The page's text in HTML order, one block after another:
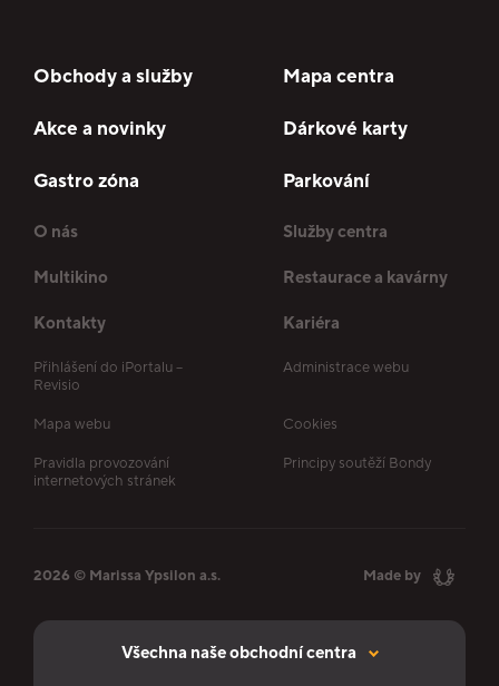
Obchody a služby Mapa centra
Akce a novinky Dárkové karty
Gastro zóna Parkování
O nás Služby centra
Multikino Restaurace a kavárny
Kontakty Kariéra
Přihlášení do iPortalu –
Revisio
Administrace webu
Mapa webu Cookies
Pravidla provozování
internetových stránek
Principy soutěží Bondy
2026 © Marissa Ypsilon a.s. Made by
Všechna naše obchodní centra